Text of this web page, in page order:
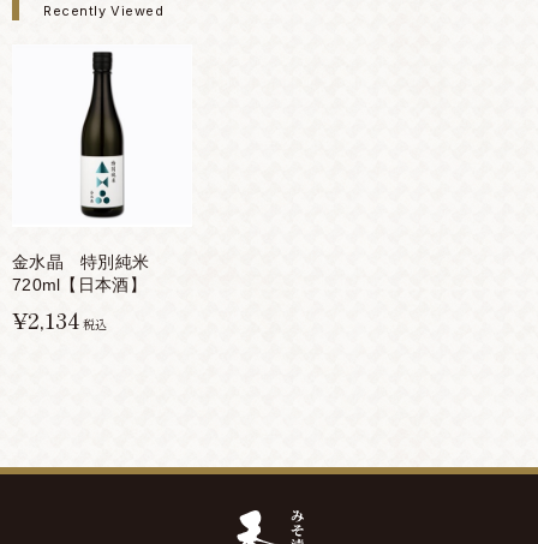
Recently Viewed
金水晶 特別純米
720ml【日本酒】
¥2,134 税込